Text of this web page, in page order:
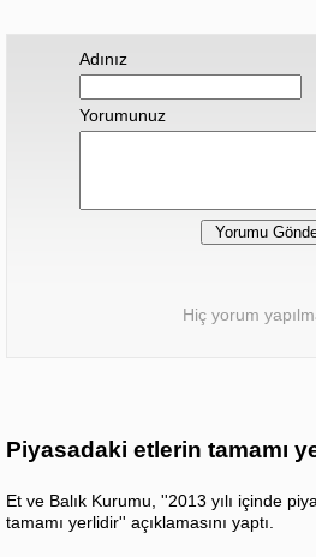
Adınız
Yorumunuz
Hiç yorum
Piyasadaki etlerin tamamı
Et ve Balık Kurumu, ''2013 yılı içinde
tamamı yerlidir'' açıklamasını yaptı.